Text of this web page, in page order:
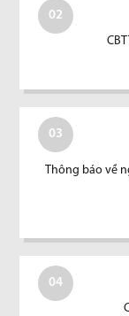
02
03
Thông báo về
04